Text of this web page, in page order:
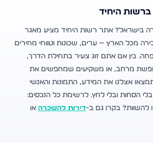
ברשות היחיד
בישראל? אתר רשות היחיד מציע מאגר
מכל הארץ — ערים, שכונות וטווחי מחירים
בין אם אתם זוג צעיר בתחילת הדרך,
מרחב, או משקיעים שמחפשים את
אצלנו את המידע, התמונות והאנשי
הסחות ובלי לחץ. לרשימת כל הנכסים:
להשוות? בקרו גם ב-דירות להשכרה או